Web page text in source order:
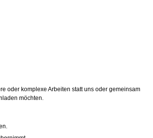
oder komplexe Arbeiten statt uns oder gemeinsam
möchten.